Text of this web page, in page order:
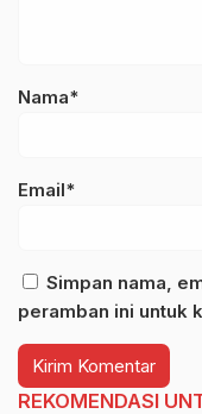
Nama*
Email*
Simpan nama,
peramban ini untuk
REKOMENDASI